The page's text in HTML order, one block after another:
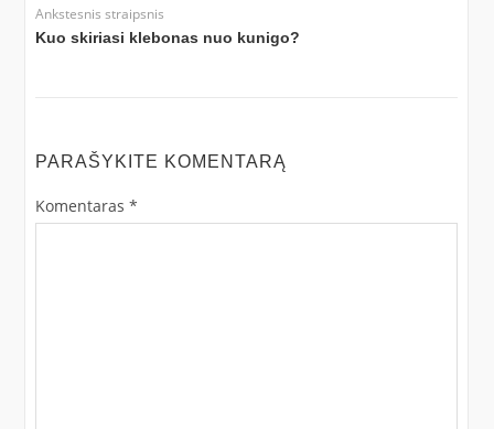
Ankstesnis straipsnis
Kuo skiriasi klebonas nuo kunigo?
PARAŠYKITE KOMENTARĄ
Komentaras *